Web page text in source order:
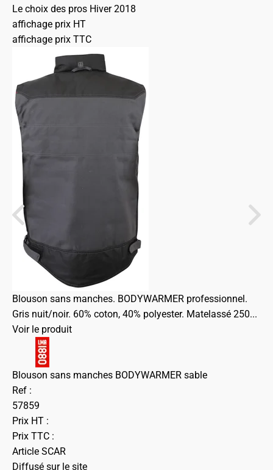
Le choix des pros Hiver 2018
affichage prix HT
affichage prix TTC
Blouson sans manches. BODYWARMER professionnel.
Gris nuit/noir. 60% coton, 40% polyester. Matelassé 250...
Voir le produit
Blouson sans manches BODYWARMER sable
Ref :
57859
Prix HT :
Prix TTC :
Article SCAR
Diffusé sur le site